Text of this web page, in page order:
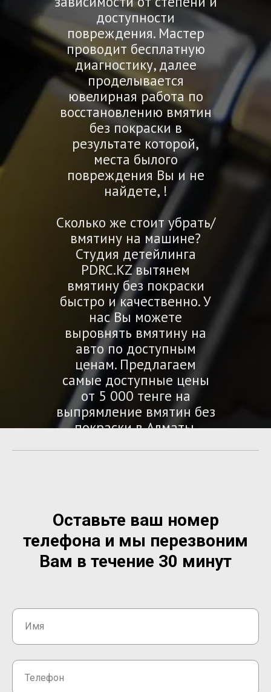
доступности
повреждения. Мастер
проводит бесплатную
диагностику, далее
проделывается
ювелирная работа по
восстановлению вмятин
без покраски в
результате которой,
места былого
повреждения Вы и не
найдете, !
Сколько же стоит убрать/
вмятину на машине?
Студия детейлинга
PDRC.KZ вытянем
вмятину без покраски
быстро и качественно. У
нас Вы можете
выровнять вмятину на
авто по доступным
ценам. Предлагаем
самые доступные цены
от 5 000 тенге на
выпрямление вмятин без
покраски в Алматы.
Оставьте ваш номер
телефона и мы перезвоним
Вам в течение 30 минут